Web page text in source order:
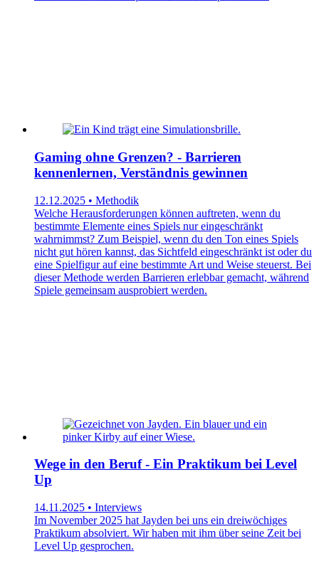
Gaming ohne Grenzen? - Barrieren
kennenlernen, Verständnis gewinnen
12.12.2025 • Methodik
Welche Herausforderungen können auftreten, wenn du
bestimmte Elemente eines Spiels nur eingeschränkt
wahrnimmst? Zum Beispiel, wenn du den Ton eines Spiels
nicht gut hören kannst, das Sichtfeld eingeschränkt ist oder du
eine Spielfigur auf eine bestimmte Art und Weise steuerst. Bei
dieser Methode werden Barrieren erlebbar gemacht, während
Spiele gemeinsam ausprobiert werden.
Wege in den Beruf - Ein Praktikum bei Level
Up
14.11.2025 • Interviews
Im November 2025 hat Jayden bei uns ein dreiwöchiges
Praktikum absolviert. Wir haben mit ihm über seine Zeit bei
Level Up gesprochen.